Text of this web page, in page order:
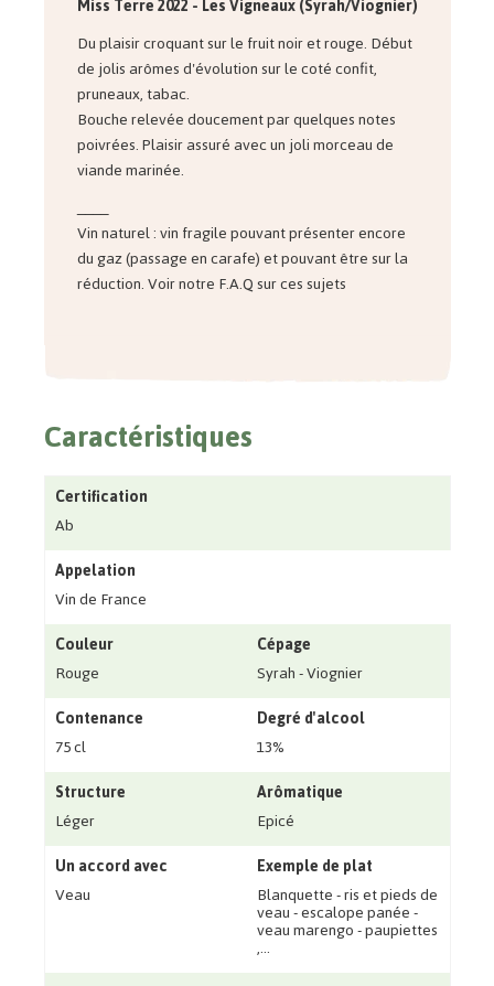
Miss Terre2022- Les Vigneaux (Syrah/Viognier)
Du plaisir croquant sur le fruit noir et rouge. Début
de jolis arômes d'évolution sur le coté confit,
pruneaux, tabac.
Bouche relevée doucement par quelques notes
poivrées. Plaisir assuré avec un joli morceau de
viande marinée.
____
Vin naturel : vin fragile pouvant présenter encore
du gaz (passage en carafe) et pouvant être sur la
réduction. Voir notre F.A.Q sur ces sujets
Caractéristiques
Certification
Ab
Appelation
Vin de France
Couleur
Rouge
Cépage
Syrah - Viognier
Contenance
75 cl
Degré d'alcool
13%
Structure
Léger
Arômatique
Epicé
Un accord avec
Veau
Exemple de plat
Blanquette - ris et pieds de
veau - escalope panée -
veau marengo - paupiettes
‚...